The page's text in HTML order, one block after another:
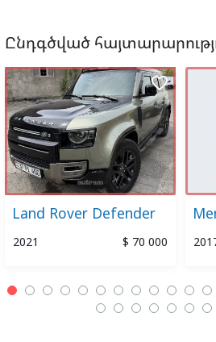
Ընդգծված
Land Rover Defender
2021 $ 70 000
favorite_border